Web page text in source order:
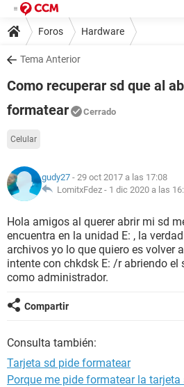
Foros Hardware
Tema Anterior
Como recuperar sd que al
formatear
Cerrado
Celular
gudy27 - 29 oct 2017 a las 17:08
LomitxFdez - 1 dic 2020 a las
Hola amigos al querer abrir mi sd
encuentra en la unidad E: , la
archivos yo lo que quiero es volver
intente con chkdsk E: /r abriendo el
como administrador.
Compartir
Consulta también:
Tarjeta sd pide formatear
Porque me pide formatear la tarjeta